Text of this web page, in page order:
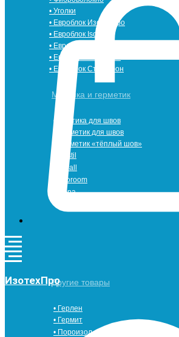
ИзотехПро
• Уголки
• Евроблок ИзоТехпро
• Евроблок Isodom
• Евроблок Penoterm
• Евроблок Порилекс
• Евроблок Стенофон
Мастика и герметик
• Мастика для швов
• Герметик для швов
• Герметик «тёплый шов»
• Rustil
• Korall
• Ecoroom
• Oppa
Другие товары
• Герлен
• Гермит
• Пороизол